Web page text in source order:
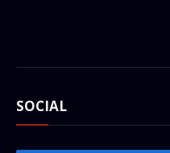
SOCIAL